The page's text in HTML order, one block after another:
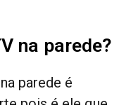
na parede?
parede é